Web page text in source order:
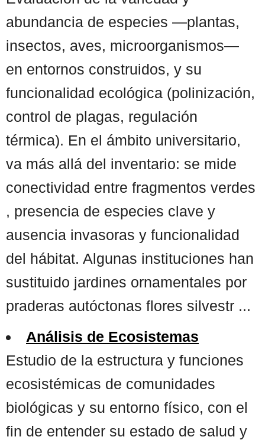
abundancia de especies —plantas,
insectos, aves, microorganismos—
en entornos construidos, y su
funcionalidad ecológica (polinización,
control de plagas, regulación
térmica). En el ámbito universitario,
va más allá del inventario: se mide
conectividad entre fragmentos verdes
, presencia de especies clave y
ausencia invasoras y funcionalidad
del hábitat. Algunas instituciones han
sustituido jardines ornamentales por
praderas autóctonas flores silvestr ...
Análisis de Ecosistemas
Estudio de la estructura y funciones
ecosistémicas de comunidades
biológicas y su entorno físico, con el
fin de entender su estado de salud y